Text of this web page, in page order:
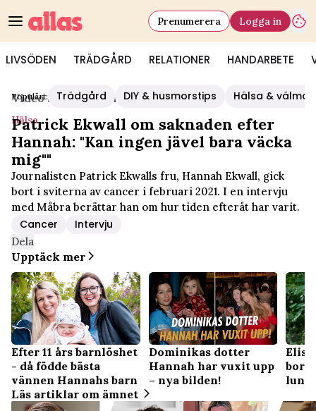
LIVSÖDEN TRÄDGÅRD RELATIONER HANDARBETE
Prenumerera Logga in
Populärt: Trädgård DIY & husmorstips Hälsa &
Video Start/Hälsa
Hälsa
Patrick Ekwall om saknaden efter
Hannah: "Kan ingen jävel bara väcka
mig""
Journalisten Patrick Ekwalls fru, Hannah Ekwall, gick
bort i sviterna av cancer i februari 2021. I en intervju
med Måbra berättar han om hur tiden efteråt har varit.
Cancer Intervju
Dela
Upptäck mer
Efter 11 års barnlöshet
- då födde bästa
vännen Hannahs barn
Dominikas dotter
Hannah har vuxit upp
– nya bilden!
bort
Läs artiklar om ämnet